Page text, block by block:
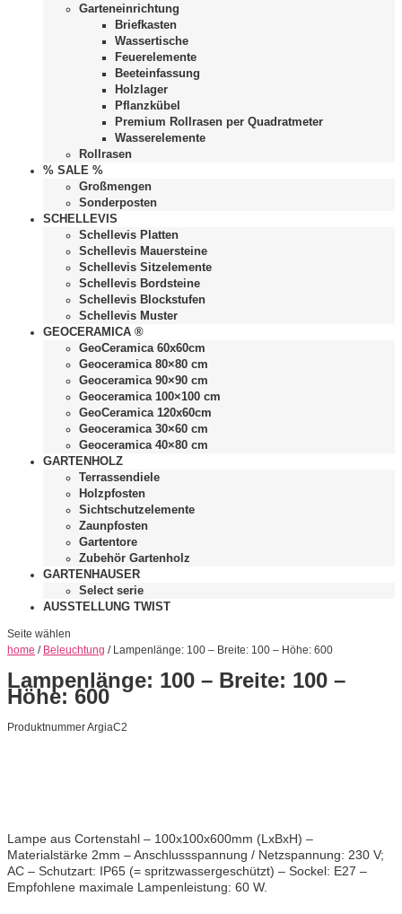
Garteneinrichtung
Briefkasten
Wassertische
Feuerelemente
Beeteinfassung
Holzlager
Pflanzkübel
Premium Rollrasen per Quadratmeter
Wasserelemente
Rollrasen
% SALE %
Großmengen
Sonderposten
SCHELLEVIS
Schellevis Platten
Schellevis Mauersteine
Schellevis Sitzelemente
Schellevis Bordsteine
Schellevis Blockstufen
Schellevis Muster
GEOCERAMICA ®
GeoCeramica 60x60cm
Geoceramica 80×80 cm
Geoceramica 90×90 cm
Geoceramica 100×100 cm
GeoCeramica 120x60cm
Geoceramica 30×60 cm
Geoceramica 40×80 cm
GARTENHOLZ
Terrassendiele
Holzpfosten
Sichtschutzelemente
Zaunpfosten
Gartentore
Zubehör Gartenholz
GARTENHAUSER
Select serie
AUSSTELLUNG TWIST
Seite wählen
home / Beleuchtung / Lampenlänge: 100 – Breite: 100 – Höhe: 600
Lampenlänge: 100 – Breite: 100 –
Höhe: 600
Produktnummer ArgiaC2
Lampe aus Cortenstahl – 100x100x600mm (LxBxH) –
Materialstärke 2mm – Anschlussspannung / Netzspannung: 230 V;
AC – Schutzart: IP65 (= spritzwassergeschützt) – Sockel: E27 –
Empfohlene maximale Lampenleistung: 60 W.